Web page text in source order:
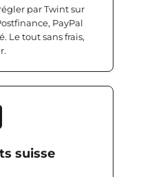
par Twint sur
PayPal
Le tout sans frais,
suisse